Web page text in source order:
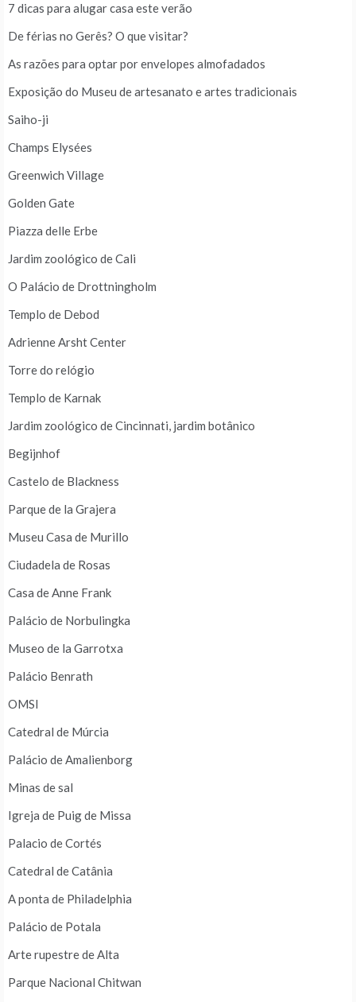
7 dicas para alugar casa este verão
De férias no Gerês? O que visitar?
As razões para optar por envelopes almofadados
Exposição do Museu de artesanato e artes tradicionais
Saiho-ji
Champs Elysées
Greenwich Village
Golden Gate
Piazza delle Erbe
Jardim zoológico de Cali
O Palácio de Drottningholm
Templo de Debod
Adrienne Arsht Center
Torre do relógio
Templo de Karnak
Jardim zoológico de Cincinnati, jardim botânico
Begijnhof
Castelo de Blackness
Parque de la Grajera
Museu Casa de Murillo
Ciudadela de Rosas
Casa de Anne Frank
Palácio de Norbulingka
Museo de la Garrotxa
Palácio Benrath
OMSI
Catedral de Múrcia
Palácio de Amalienborg
Minas de sal
Igreja de Puig de Missa
Palacio de Cortés
Catedral de Catânia
A ponta de Philadelphia
Palácio de Potala
Arte rupestre de Alta
Parque Nacional Chitwan